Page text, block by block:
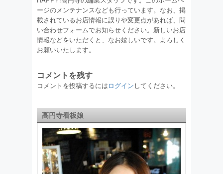
ージのメンテナンスなども行っています。なお、掲
載されているお店情報に誤りや変更点があれば、問
い合わせフォームでお知らせください。新しいお店
情報などをいただくと、なお嬉しいです。よろしく
お願いいたします。
コメントを残す
コメントを投稿するにはログインしてください。
高円寺看板娘